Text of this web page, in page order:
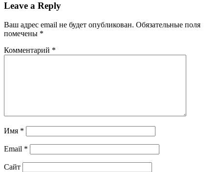
Leave a Reply
Ваш адрес email не будет опубликован. Обязательные поля
помечены *
Комментарий *
Имя *
Email *
Сайт